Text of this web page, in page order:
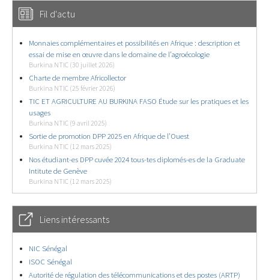
Fil d'actu
Monnaies complémentaires et possibilités en Afrique : description et
essai de mise en œuvre dans le domaine de l’agroécologie
Burkina NTIC (30 juillet 2026)
Charte de membre Africollector
Burkina NTIC (25 février 2026)
TIC ET AGRICULTURE AU BURKINA FASO Étude sur les pratiques et les
usages
Burkina NTIC (9 avril 2025)
Sortie de promotion DPP 2025 en Afrique de l’Ouest
Burkina NTIC (12 mars 2025)
Nos étudiant-es DPP cuvée 2024 tous-tes diplomés-es de la Graduate
Intitute de Genève
Burkina NTIC (12 mars 2025)
Liens intéressants
NIC Sénégal
ISOC Sénégal
Autorité de régulation des télécommunications et des postes (ARTP)